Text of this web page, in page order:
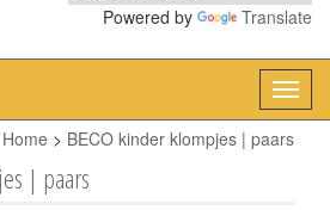
Powered by Translate
Home > BECO kinder klompjes | paars
| paars